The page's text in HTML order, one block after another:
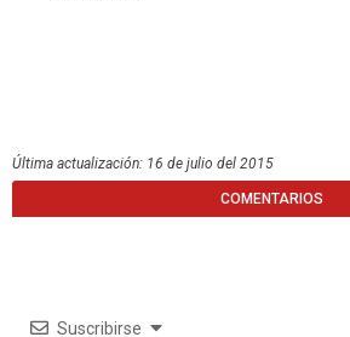
Última actualización: 16 de julio del 2015
COMENTARIOS
Suscribirse